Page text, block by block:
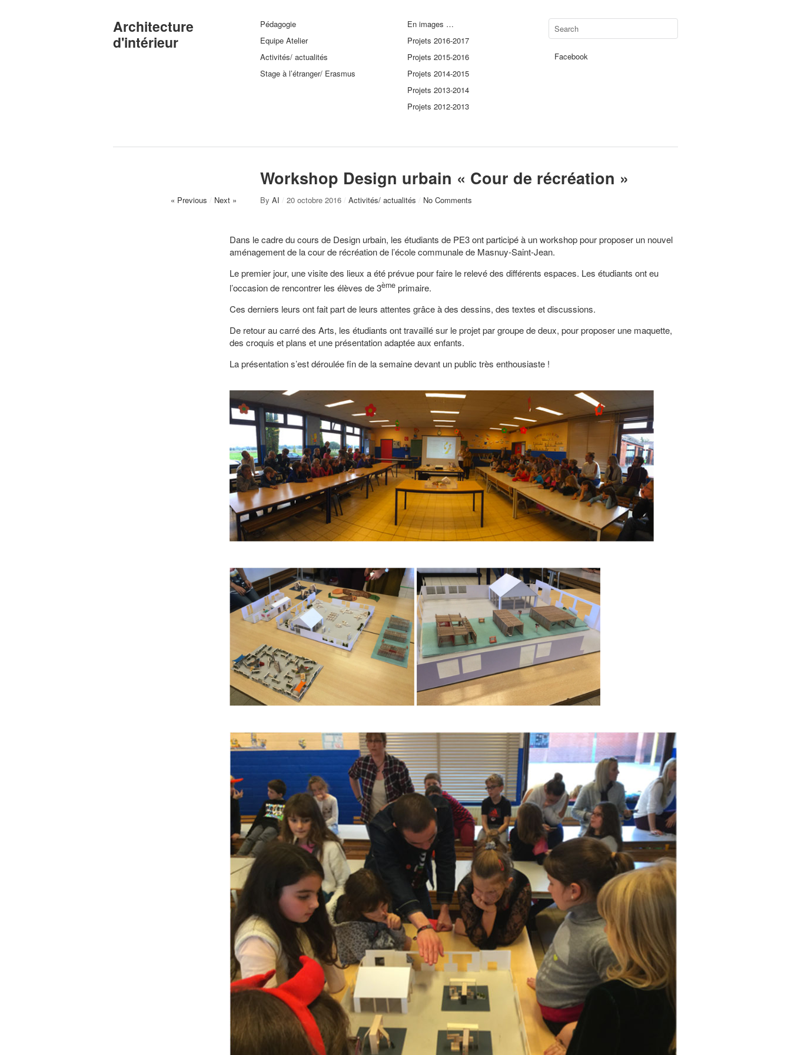
Architecture
d'intérieur
Pédagogie
Equipe Atelier
Activités/ actualités
Stage à l’étranger/ Erasmus
En images …
Projets 2016-2017
Projets 2015-2016
Projets 2014-2015
Projets 2013-2014
Projets 2012-2013
Facebook
Workshop Design urbain « Cour de récréation »
« Previous / Next » By AI / 20 octobre 2016 / Activités/ actualités / No Comments
Dans le cadre du cours de Design urbain, les étudiants de PE3 ont participé à un workshop pour proposer un nouvel
aménagement de la cour de récréation de l’école communale de Masnuy-Saint-Jean.
Le premier jour, une visite des lieux a été prévue pour faire le relevé des différents espaces. Les étudiants ont eu
l’occasion de rencontrer les élèves de 3ème primaire.
Ces derniers leurs ont fait part de leurs attentes grâce à des dessins, des textes et discussions.
De retour au carré des Arts, les étudiants ont travaillé sur le projet par groupe de deux, pour proposer une maquette,
des croquis et plans et une présentation adaptée aux enfants.
La présentation s’est déroulée fin de la semaine devant un public très enthousiaste !